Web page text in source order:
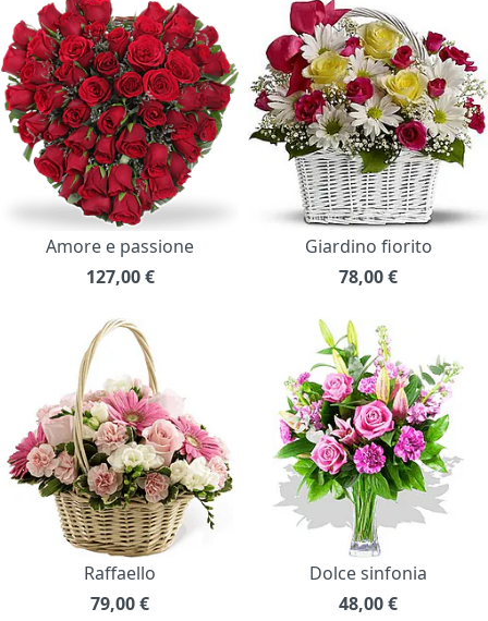
Amore e passione
127,00 €
Giardino fiorito
78,00€
Raffaello
79,00€
Dolce sinfonia
48,00€